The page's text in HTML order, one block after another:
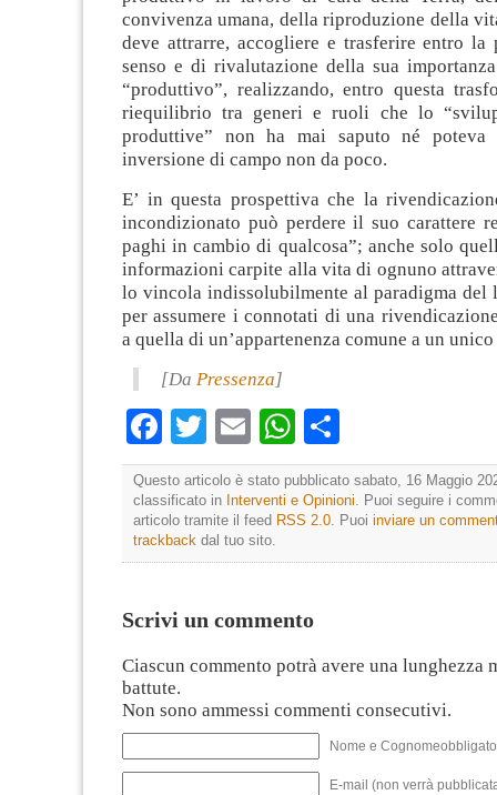
convivenza umana, della riproduzione della
deve attrarre, accogliere e trasferire entro la
senso e di rivalutazione della sua
“produttivo”, realizzando, entro questa
riequilibrio tra generi e ruoli che lo
produttive” non ha mai saputo né poteva
inversione di campo non da poco.
E’ in questa prospettiva che la
incondizionato può perdere il suo carattere
paghi in cambio di qualcosa”; anche solo
informazioni carpite alla vita di ognuno
lo vincola indissolubilmente al paradigma del
per assumere i connotati di una
a quella di un’appartenenza comune a un
[Da Pressenza]
Facebook
TwitterEmailWhatsApp
Questo articolo è stato pubblicato sabato, 16 Maggio
classificato in Interventi e Opinioni. Puoi seguire i
articolo tramite il feed RSS 2.0. Puoi inviare un
trackback dal tuo sito.
Scrivi un commento
Ciascun commento potrà avere una lunghezza
battute.
Non sono ammessi commenti consecutivi.
Nome e
E-mail (non verrà